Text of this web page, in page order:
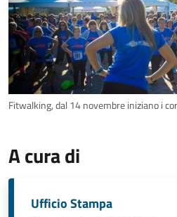
Fitwalking, dal 14 novembre iniziano i
A cura di
Ufficio Stampa